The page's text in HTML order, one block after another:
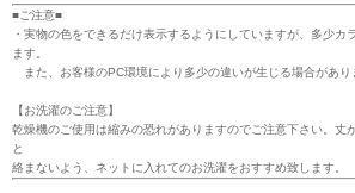
■ご注意■
・実物の色をできるだけ表示するようにしていますが、多少カ
ます。
また、お客様のPC環境により多少の違いが生じる場合があり
【お洗濯のご注意】
乾燥機のご使用は縮みの恐れがありますのでご注意下さい。丈
と
絡まないよう、ネットに入れてのお洗濯をおすすめ致します。